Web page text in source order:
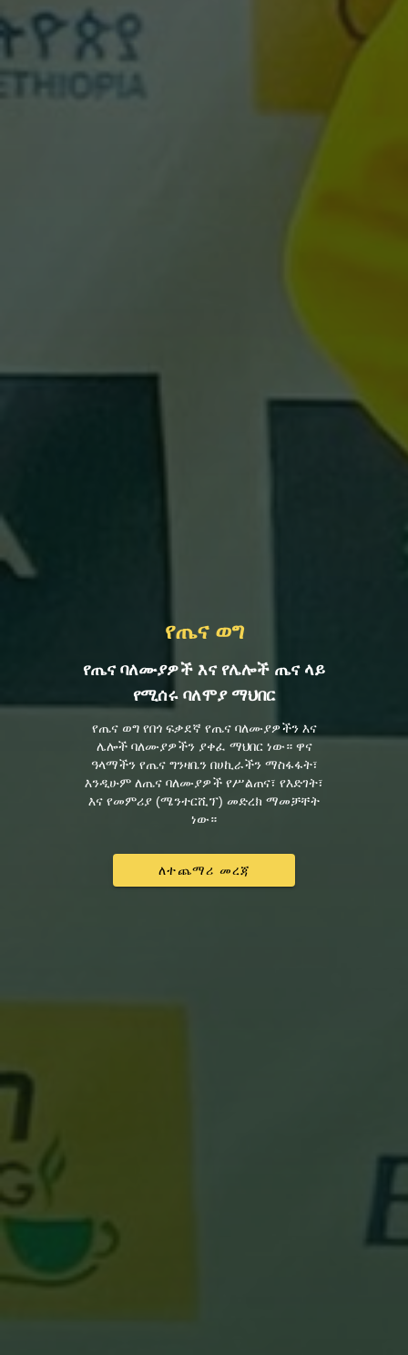
የጤና ወግ
የጤና ባለሙያዎች እና የሌሎች ጤና ላይ
የሚሰሩ ባለሞያ ማህበር
የጤና ወግ የበጎ ፍቃደኛ የጤና ባለሙያዎችን እና
ሌሎች ባለሙያዎችን ያቀፈ ማህበር ነው። ዋና
ዓላማችን የጤና ግንዛቤን በሀኪራችን ማስፋፋት፣
እንዲሁም ለጤና ባለሙያዎች የሥልጠና፣ የእድገት፣
እና የመምሪያ (ሜንተርሺፕ) መድረክ ማመቻቸት
ነው።
ለተጨማሪ መረጃ